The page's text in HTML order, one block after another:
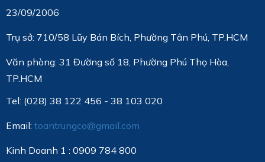
23/09/2006
Trụ sở: 710/58 Lũy Bán Bích, Phường Tân Phú, TP.HCM
Văn phòng: 31 Đường số 18, Phường Phú Thọ Hòa,
TP.HCM
Tel: (028) 38 122 456 - 38 103 020
Email: toantrungco@gmail.com
Kinh Doanh 1 : 0909 784 800